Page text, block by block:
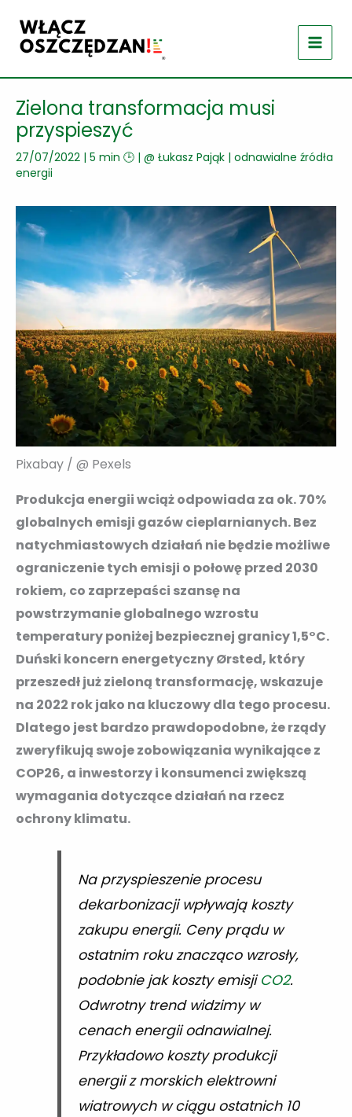
treści
Zielona transformacja musi
przyspieszyć
27/07/2022 | 5 min 🕒 | @ Łukasz Pająk | odnawialne źródła
energii
Pixabay / @ Pexels
Produkcja energii wciąż odpowiada za ok. 70%
globalnych emisji gazów cieplarnianych. Bez
natychmiastowych działań nie będzie możliwe
ograniczenie tych emisji o połowę przed 2030
rokiem, co zaprzepaści szansę na
powstrzymanie globalnego wzrostu
temperatury poniżej bezpiecznej granicy 1,5°C.
Duński koncern energetyczny Ørsted, który
przeszedł już zieloną transformację, wskazuje
na 2022 rok jako na kluczowy dla tego procesu.
Dlatego jest bardzo prawdopodobne, że rządy
zweryfikują swoje zobowiązania wynikające z
COP26, a inwestorzy i konsumenci zwiększą
wymagania dotyczące działań na rzecz
ochrony klimatu.
Na przyspieszenie procesu
dekarbonizacji wpływają koszty
zakupu energii. Ceny prądu w
ostatnim roku znacząco wzrosły,
podobnie jak koszty emisjiCO2.
Odwrotny trend widzimy w
cenach energii odnawialnej.
Przykładowo koszty produkcji
energii z morskich elektrowni
wiatrowych w ciągu ostatnich 10